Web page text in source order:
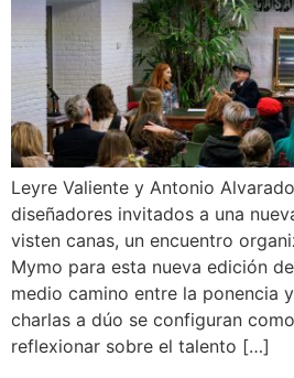
Leyre Valiente y Antonio
diseñadores invitados a una
visten canas, un encuentro
Mymo para esta nueva edición
medio camino entre la ponencia
charlas a dúo se configuran
reflexionar sobre el talento […]